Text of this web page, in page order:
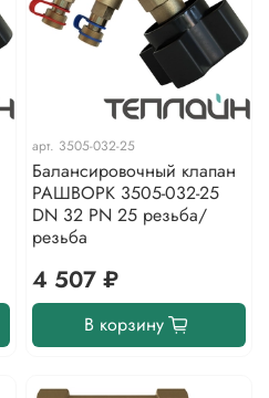
арт. 3505-032-25
Балансировочный клапан
РАШВОРК 3505-032-25
DN 32 PN 25 резьба/
резьба
4 507 ₽
В корзину